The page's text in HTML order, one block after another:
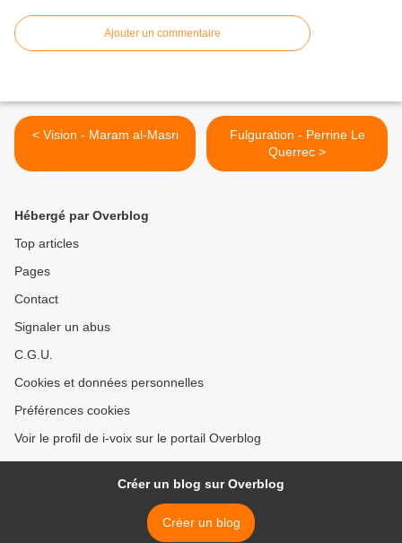
Ajouter un commentaire
< Vision - Maram al-Masri
Fulguration - Perrine Le
Querrec >
Hébergé par Overblog
Top articles
Pages
Contact
Signaler un abus
C.G.U.
Cookies et données personnelles
Préférences cookies
Voir le profil de i-voix sur le portail Overblog
Créer un blog sur Overblog
Créer un blog